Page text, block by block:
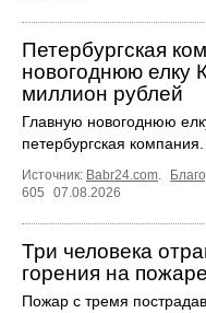
Петербургская
новогоднюю елку
миллион рублей
Главную новогоднюю
петербургская компания.
Источник: Babr24.com.
605
07.08.2026
Три человека
горения на
Пожар с тремя